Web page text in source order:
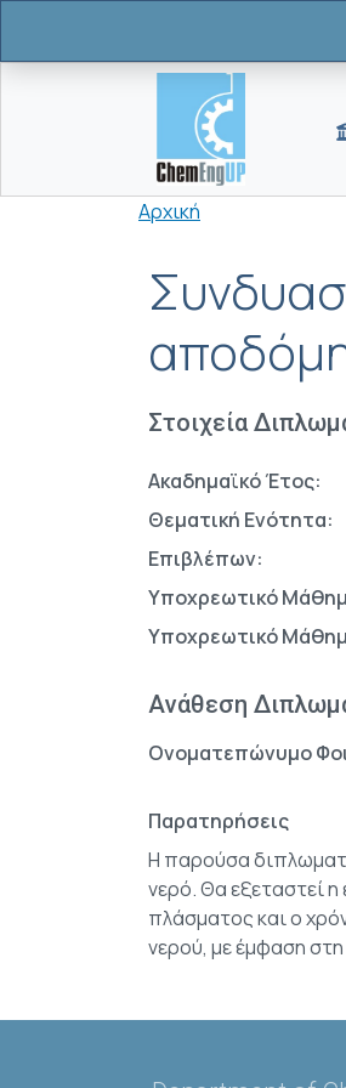
Breadcrumb
Αρχική
Στοιχεία
Ακαδημαϊκό Έτος:
Θεματική Ενότητα:
Επιβλέπων:
Υποχρεωτικό
Υποχρεωτικό
Ανάθεση
Ονοματεπώνυμο
Παρατηρήσεις
Η παρούσα
νερό. Θα εξεταστεί
πλάσματος και ο
νερού, με έμφαση